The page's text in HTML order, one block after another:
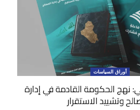
أوراق السياسات
نهج الحكومة القادمة في إدارة
وتشييد الاستقرار